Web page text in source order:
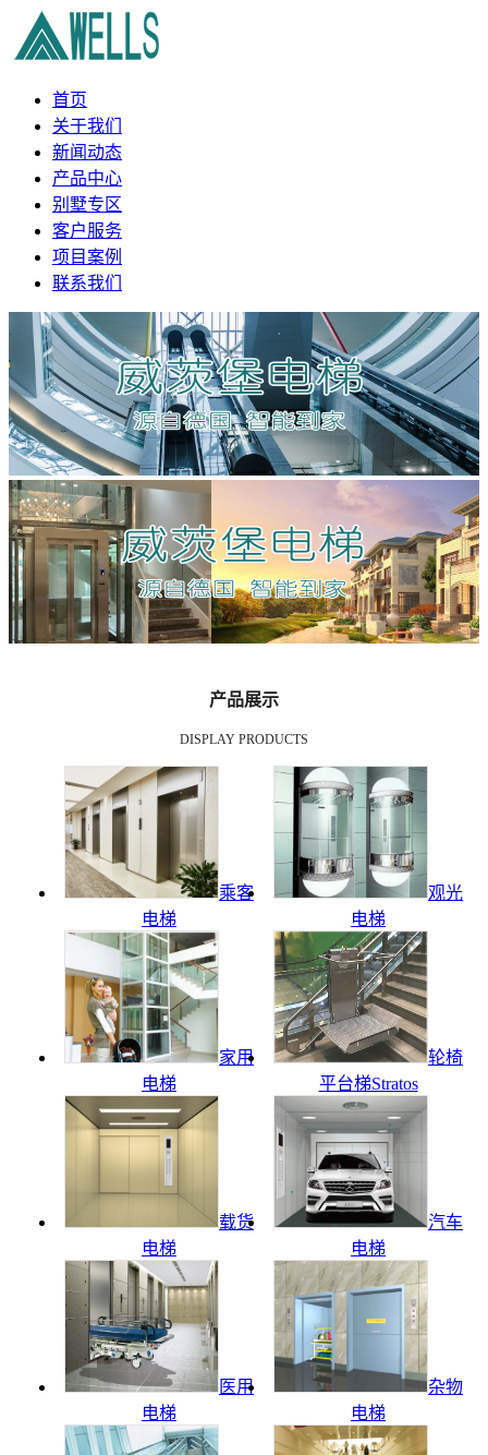
首页
关于我们
新闻动态
产品中心
别墅专区
客户服务
项目案例
联系我们
产品展示
DISPLAY PRODUCTS
乘客
电梯
观光
电梯
家用
电梯
轮椅
平台梯Stratos
载货
电梯
汽车
电梯
医用
电梯
杂物
电梯